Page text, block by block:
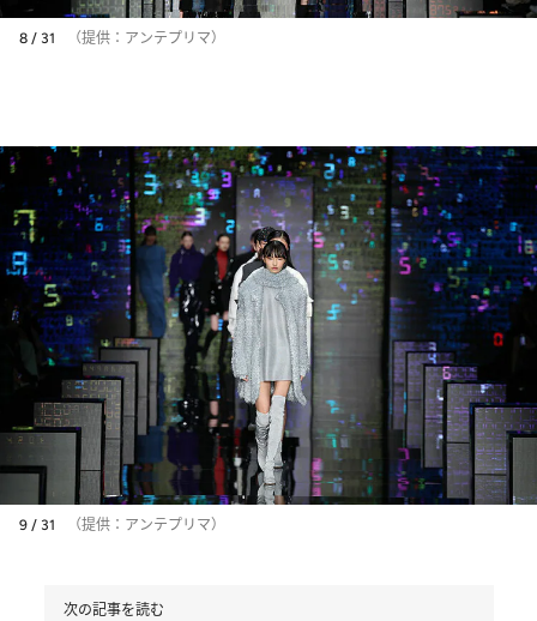
8 / 31 （提供：アンテプリマ）
9 / 31 （提供：アンテプリマ）
次の記事を読む